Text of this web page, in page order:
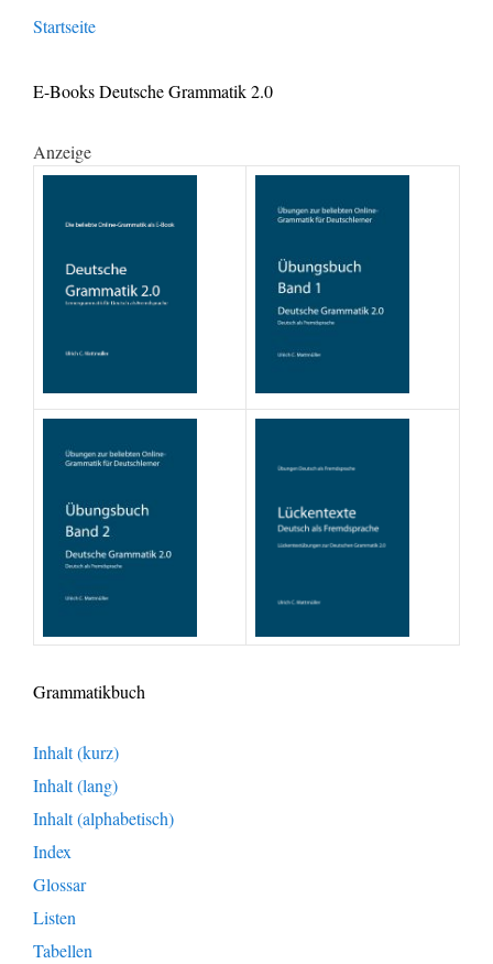
Startseite
E-Books Deutsche Grammatik 2.0
Anzeige
Grammatikbuch
Inhalt (kurz)
Inhalt (lang)
Inhalt (alphabetisch)
Index
Glossar
Listen
Tabellen